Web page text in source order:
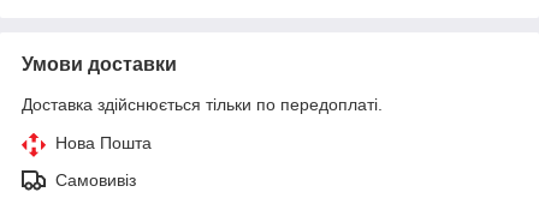
Умови доставки
Доставка здійснюється тільки по передоплаті.
Нова Пошта
Самовивіз